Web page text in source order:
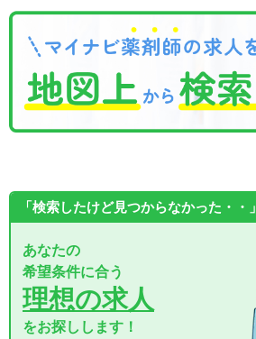
「検索したけど見つからなかった・・」
あなたの
希望条件に合う
理想の求人
をお探しします！